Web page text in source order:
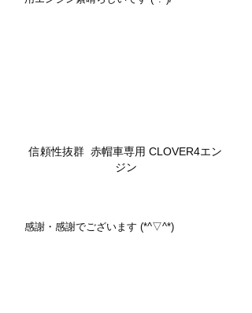
信頼性抜群  赤帽車専用 CLOVER4エン
ジン
感謝・感謝でございます (*^▽^*)